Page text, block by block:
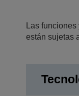
Las
están sujetas